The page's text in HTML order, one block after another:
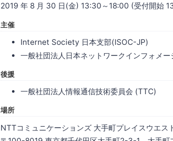
2019 年 8 月 30 日(金) 13:30～18:00 (受付開始
主催
Internet Society 日本支部(ISOC-JP)
一般社団法人日本ネットワークインフォメ
後援
一般社団法人情報通信技術委員会 (TTC)
場所
NTTコミュニケーションズ 大手町プレイスウエス